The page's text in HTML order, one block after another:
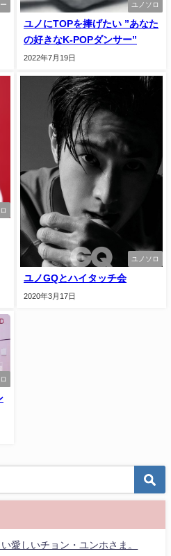
ユノソロ
ユノにTOPを捧げたい ”あなた
の好きなK-POPダンサー”
2022年7月19日
ユノソロ
ユノGQとハイタッチ会
2020年3月17日
愛しいチョン・ユンホさま。